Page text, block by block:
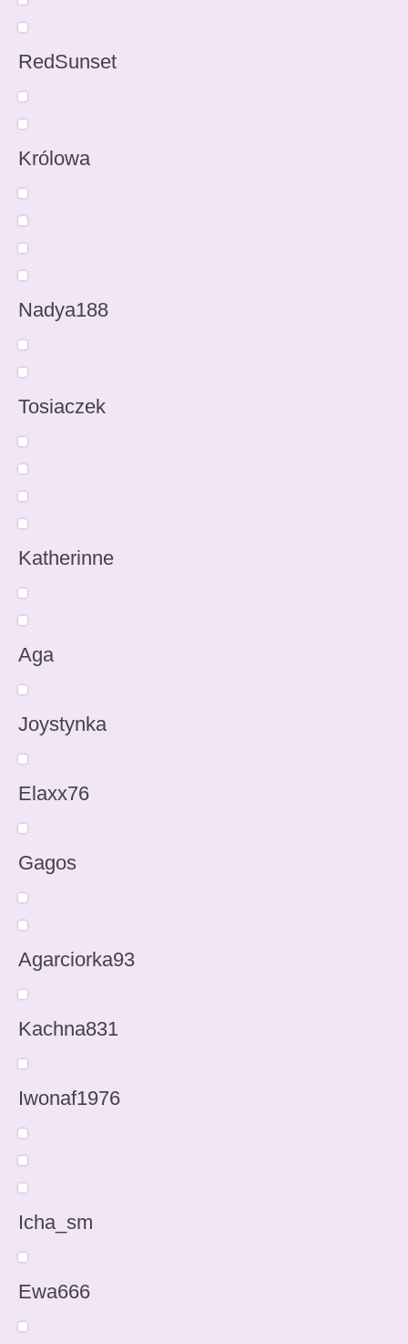
RedSunset
Królowa
Nadya188
Tosiaczek
Katherinne
Aga
Joystynka
Elaxx76
Gagos
Agarciorka93
Kachna831
Iwonaf1976
Icha_sm
Ewa666